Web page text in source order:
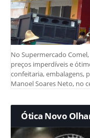
No Supermercado
preços imperdíveis e
confeitaria, embalagens,
Manoel Soares Neto, no
Ótica Novo